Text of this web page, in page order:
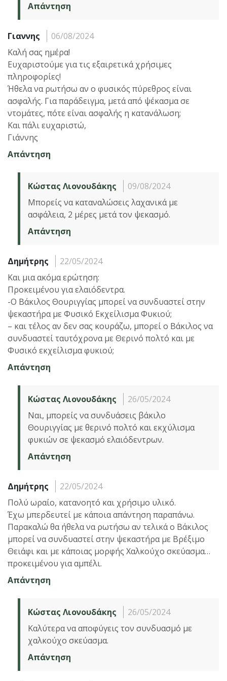
Απάντηση
Γιαννης
06/08/2024
Καλή σας ημέρα!
Ευχαριστούμε για τις εξαιρετικά χρήσιμες
πληροφορίες!
Ήθελα να ρωτήσω αν ο φυσικός πύρεθρος είναι
ασφαλής. Για παράδειγμα, μετά από ψέκασμα σε
ντομάτες, πότε είναι ασφαλής η κατανάλωση;
Και πάλι ευχαριστώ,
Γιάννης
Απάντηση
Κώστας Λιονουδάκης
09/08/2024
Μπορείς να καταναλώσεις λαχανικά με
ασφάλεια, 2 μέρες μετά τον ψεκασμό.
Απάντηση
Δημήτρης
22/05/2024
Και μια ακόμα ερώτηση:
Προκειμένου για ελαιόδεντρα.
-Ο Βάκιλος Θουριγγίας μπορεί να συνδυαστεί στην
ψεκαστήρα με Φυσικό Εκχείλισμα Φυκιού;
– και τέλος αν δεν σας κουράζω, μπορεί ο Βάκιλος να
συνδυαστεί ταυτόχρονα με Θερινό πολτό και με
Φυσικό εκχείλισμα φυκιού;
Απάντηση
Κώστας Λιονουδάκης
26/05/2024
Ναι, μπορείς να συνδυάσεις βάκιλο
Θουριγγίας με θερινό πολτό και εκχύλισμα
φυκιών σε ψεκασμό ελαιόδεντρων.
Απάντηση
Δημήτρης
22/05/2024
Πολύ ωραίο, κατανοητό και χρήσιμο υλικό.
Έχω μπερδευτεί με κάποια απάντηση παραπάνω.
Παρακαλώ θα ήθελα να ρωτήσω αν τελικά ο Βάκιλος
μπορεί να συνδυαστεί στην ψεκαστήρα με Βρέξιμο
Θειάφι και με κάποιας μορφής Χαλκούχο σκεύασμα…
προκειμένου για αμπέλι.
Απάντηση
Κώστας Λιονουδάκης
26/05/2024
Καλύτερα να αποφύγεις τον συνδυασμό με
χαλκούχο σκεύασμα.
Απάντηση